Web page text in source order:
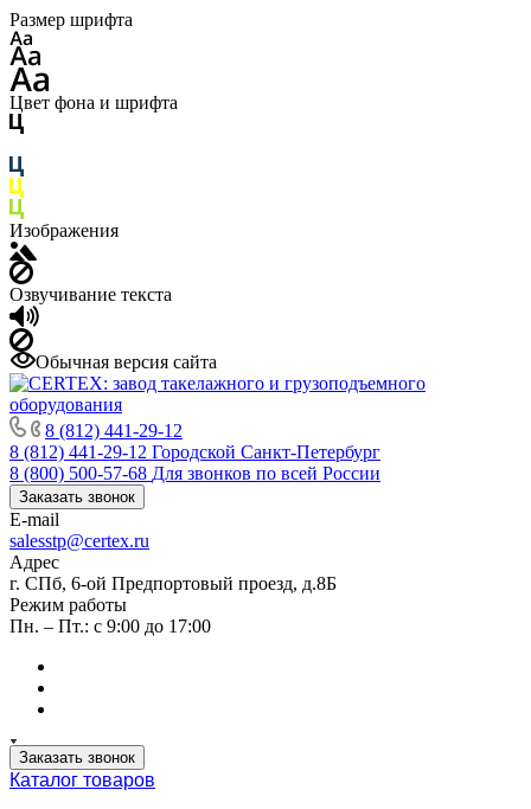
Размер шрифта
Цвет фона и шрифта
Изображения
Озвучивание текста
Обычная версия сайта
8 (812) 441-29-12
8 (812) 441-29-12 Городской Санкт-Петербург
8 (800) 500-57-68 Для звонков по всей России
Заказать звонок
E-mail
salesstp@certex.ru
Адрес
г. СПб, 6-ой Предпортовый проезд, д.8Б
Режим работы
Пн. – Пт.: с 9:00 до 17:00
Заказать звонок
Каталог товаров